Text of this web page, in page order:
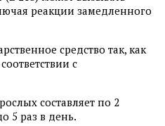
реакции замедленного
средство так, как
с
составляет по 2
5 раз в день.